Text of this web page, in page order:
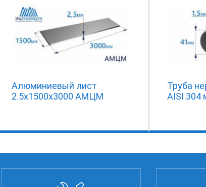
Алюминиевый лист
2.5х1500х3000 АМЦМ
Труба
AISI 304